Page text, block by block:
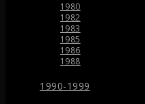
1980
1982
1983
1985
1986
1988
1990-1999